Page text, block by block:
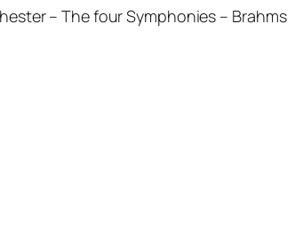
– The four Symphonies – Brahms